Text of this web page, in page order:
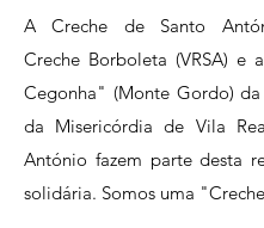
A Creche de Santo
Creche Borboleta (VRSA) e
Cegonha" (Monte Gordo) da
da Misericórdia de Vila
António fazem parte desta
solidária. Somos uma